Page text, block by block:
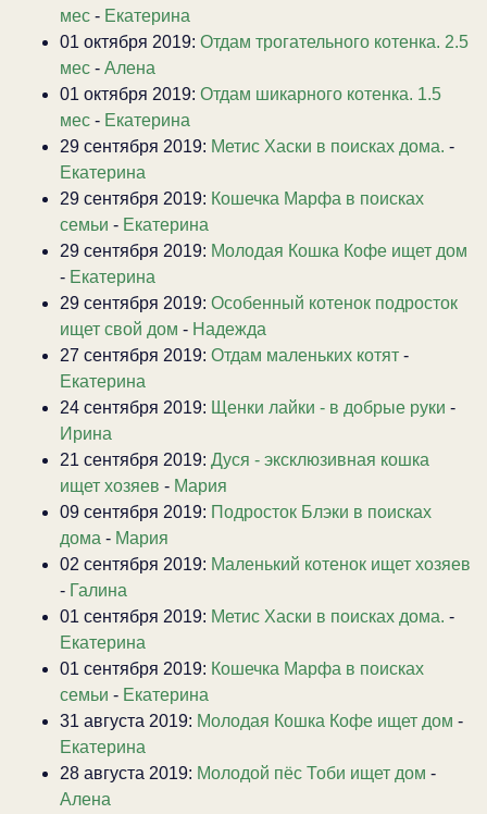
мес - Екатерина
01 октября 2019: Отдам трогательного котенка. 2.5
мес - Алена
01 октября 2019: Отдам шикарного котенка. 1.5
мес - Екатерина
29 сентября 2019: Метис Хаски в поисках дома. -
Екатерина
29 сентября 2019: Кошечка Марфа в поисках
семьи - Екатерина
29 сентября 2019: Молодая Кошка Кофе ищет дом
- Екатерина
29 сентября 2019: Особенный котенок подросток
ищет свой дом - Надежда
27 сентября 2019: Отдам маленьких котят -
Екатерина
24 сентября 2019: Щенки лайки - в добрые руки -
Ирина
21 сентября 2019: Дуся - эксклюзивная кошка
ищет хозяев - Мария
09 сентября 2019: Подросток Блэки в поисках
дома - Мария
02 сентября 2019: Маленький котенок ищет хозяев
- Галина
01 сентября 2019: Метис Хаски в поисках дома. -
Екатерина
01 сентября 2019: Кошечка Марфа в поисках
семьи - Екатерина
31 августа 2019: Молодая Кошка Кофе ищет дом -
Екатерина
28 августа 2019: Молодой пёс Тоби ищет дом -
Алена